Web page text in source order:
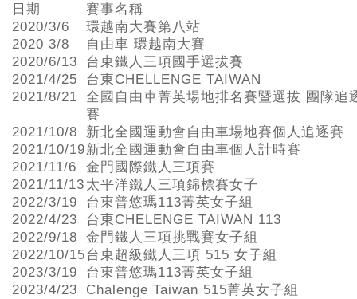
日期
賽事名稱
2020/3/6
環越南大賽第八站
2020 3/8
自由車 環越南大賽
2020/6/13
台東鐵人三項國手選拔賽
2021/4/25
台東CHELLENGE TAIWAN
2021/8/21
全國自由車菁英場地排名賽暨選拔 團隊追
賽
2021/10/8
新北全國運動會自由車場地賽個人追逐賽
2021/10/19新北全國運動會自由車個人計時賽
2021/11/6
金門國際鐵人三項賽
2021/11/13 太平洋鐵人三項錦標賽女子
2022/3/19
台東普悠瑪113菁英女子組
2022/4/23
台東CHELENGE TAIWAN 113
2022/9/18
金門鐵人三項挑戰賽女子組
2022/10/15台東超級鐵人三項 515 女子組
2023/3/19
台東普悠瑪113菁英女子組
2023/4/23
Chalenge Taiwan 515菁英女子組